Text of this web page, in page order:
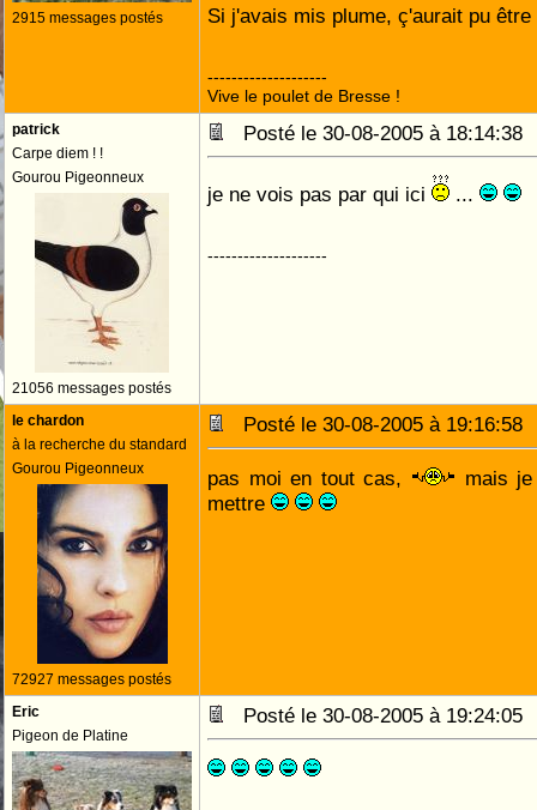
2915 messages postés Si j'avais mis plume, ç'aurait pu
--------------------
Vive le poulet de Bresse !
patrick
Carpe diem ! !
Gourou Pigeonneux
21056 messages postés
Posté le 30-08-2005 à
je ne vois pas par qui ici ...
--------------------
le chardon
à la recherche du standard
Gourou Pigeonneux
72927 messages postés
Posté le 30-08-2005 à
pas moi en tout cas,
mais
mettre
Eric
Pigeon de Platine
Posté le 30-08-2005 à